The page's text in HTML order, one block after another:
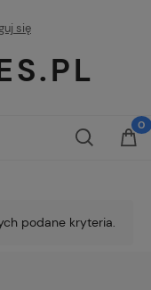
się
podane kryteria.